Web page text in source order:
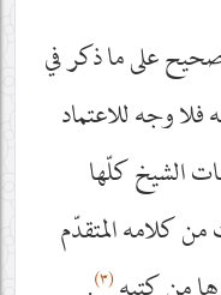
صحيح على ما ذكر في
فلا وجه للاعتماد
الشيخ كلّها
كلامه المتقدّم
(٣)